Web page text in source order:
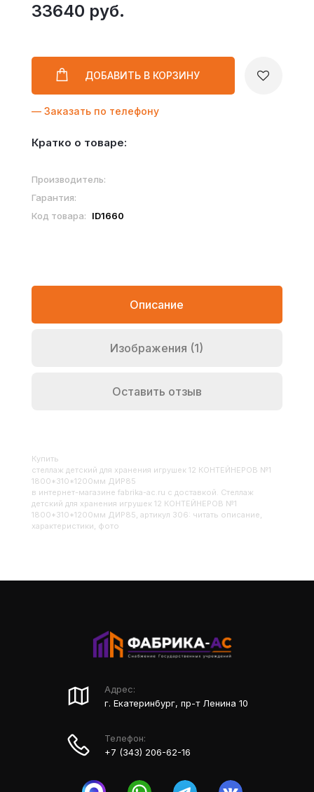
33640 руб.
ДОБАВИТЬ В КОРЗИНУ
— Заказать по телефону
Кратко о товаре:
Производитель:
Гарантия:
Код товара:
ID1660
Описание
Изображения (1)
Оставить отзыв
Купить
Стеллаж детский для хранения игрушек 12 КОНТЕЙНЕРОВ №1
1800*310*1200мм ДИР85
в интернет-магазине fabrika-ac.ru с доставкой. Стеллаж
детский для хранения игрушек 12 КОНТЕЙНЕРОВ №1
1800*310*1200мм ДИР85, артикул 306: читать описание,
характеристики, фото
Адрес:
г. Екатеринбург, пр-т Ленина 10
Телефон:
+7 (343) 206-62-16